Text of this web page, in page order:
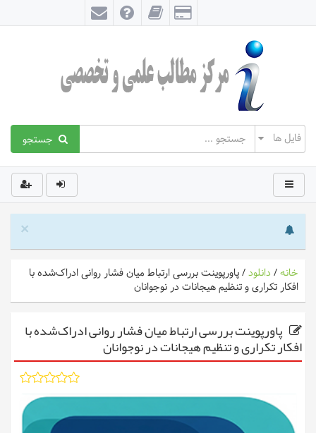
جستجو
×
خانه/ دانلود/پاورپوینت بررسی ارتباط میان فشار روانی ادراک‌شده با
افکار تکراری و تنظیم هیجانات در نوجوانان
پاورپوینت بررسی ارتباط میان فشار روانی ادراک‌شده با
افکار تکراری و تنظیم هیجانات در نوجوانان